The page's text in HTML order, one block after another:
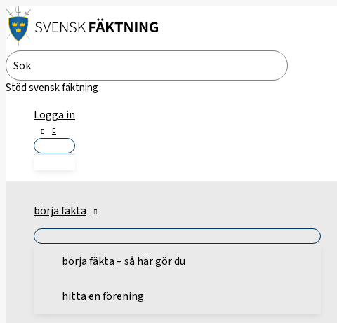
Hoppa
till
innehåll
Search
for:
Stöd svensk fäktning
Logga in
börja fäkta
börja fäkta – så här gör du
hitta en förening